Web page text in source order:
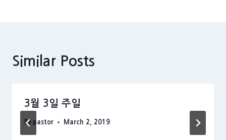
Similar Posts
3월 3일 주일
By pastor March 2, 2019